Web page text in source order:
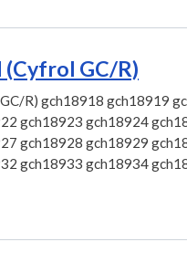
GC/R)
R) gch18918 gch18919
gch18923 gch18924
gch18928 gch18929
gch18933 gch18934